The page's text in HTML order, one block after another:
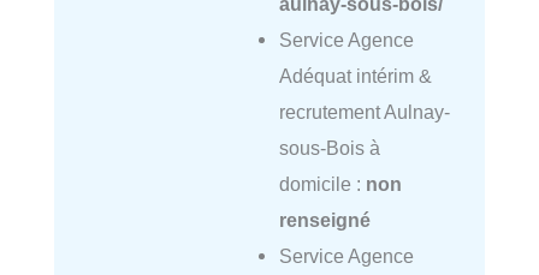
Service Agence
Adéquat intérim &
recrutement Aulnay-
sous-Bois à
domicile : non
renseigné
Service Agence